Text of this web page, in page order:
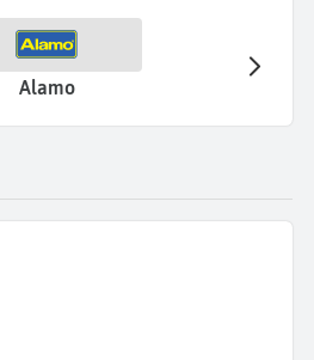
Alamo